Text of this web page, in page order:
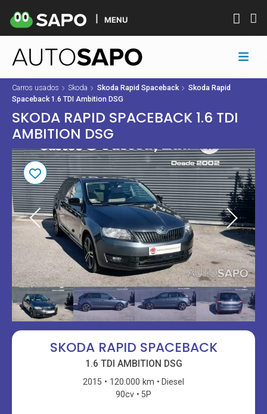
MENU
Carros usados Skoda Skoda Rapid Spaceback
Skoda Rapid
Spaceback 1.6 TDI Ambition DSG
SKODA RAPID SPACEBACK 1.6 TDI
AMBITION DSG
SKODA RAPID SPACEBACK
1.6 TDI AMBITION DSG
2015 120.000 km
Diesel
90cv
5P